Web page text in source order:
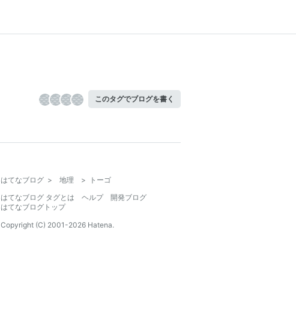
このタグでブログを書く
はてなブログ > 地理 >
トーゴ
はてなブログ タグとは
ヘルプ
開発ブログ
はてなブログトップ
Copyright (C) 2001-2026 Hatena.